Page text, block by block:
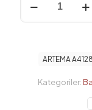
A4128723
SUIT
BATARYASI
Kategoriler:
ARTEMA